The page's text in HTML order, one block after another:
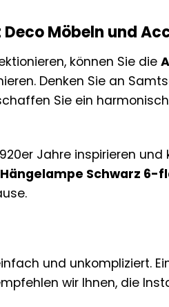
Möbeln und
können Sie die
Denken Sie an
Sie ein
Jahre inspirieren und
Schwarz 6-
und unkompliziert.
wir Ihnen, die